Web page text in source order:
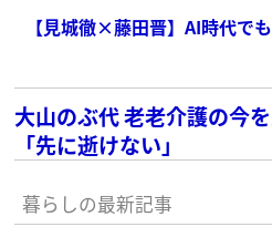
【見城徹×藤田晋】AI時代で
大山のぶ代 老老介護の今
「先に逝けない」
暮らしの最新記事